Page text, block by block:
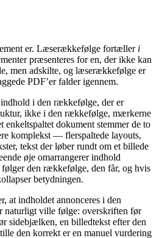
er. Læserækkefølge fortæller i
præsenteres for en, der ikke kan
men adskilte, og læserækkefølge er
PDF’er falder igennem.
i den rækkefølge, der er
ikke i den rækkefølge, mærkerne
dokument stemmer de to
komplekst — flerspaltede layouts,
tekst der løber rundt om et billede
øje omarrangerer indhold
den rækkefølge, den får, og hvis
betydningen.
at indholdet annonceres i den
naturligt ville følge: overskriften før
sidebjælken, en billedtekst efter den
den korrekt er en manuel vurdering